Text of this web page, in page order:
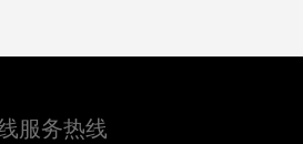
服务热线